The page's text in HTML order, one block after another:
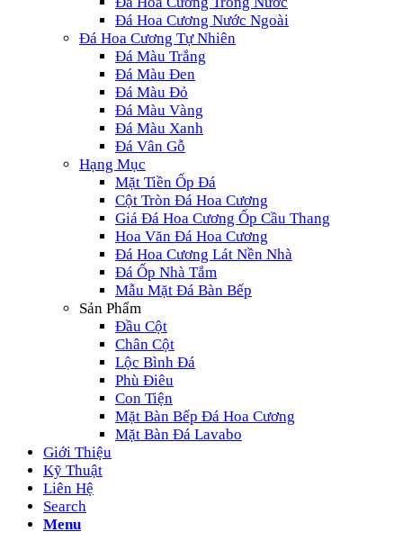
Đá Hoa Cương Nước Ngoài
Đá Hoa Cương Tự Nhiên
Đá Màu Trắng
Đá Màu Đen
Đá Màu Đỏ
Đá Màu Vàng
Đá Màu Xanh
Đá Vân Gỗ
Hạng Mục
Mặt Tiền Ốp Đá
Cột Tròn Đá Hoa Cương
Giá Đá Hoa Cương Ốp Cầu Thang
Hoa Văn Đá Hoa Cương
Đá Hoa Cương Lát Nền Nhà
Đá Ốp Nhà Tắm
Mẫu Mặt Đá Bàn Bếp
Sản Phẩm
Đầu Cột
Chân Cột
Lộc Bình Đá
Phù Điêu
Con Tiện
Mặt Bàn Bếp Đá Hoa Cương
Mặt Bàn Đá Lavabo
Giới Thiệu
Kỹ Thuật
Liên Hệ
Search
Menu